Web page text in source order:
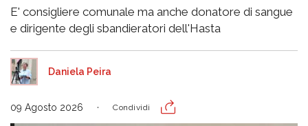
E' consigliere comunale ma anche donatore di sangue
e dirigente degli sbandieratori dell'Hasta
Daniela Peira
09 Agosto 2026 Condividi